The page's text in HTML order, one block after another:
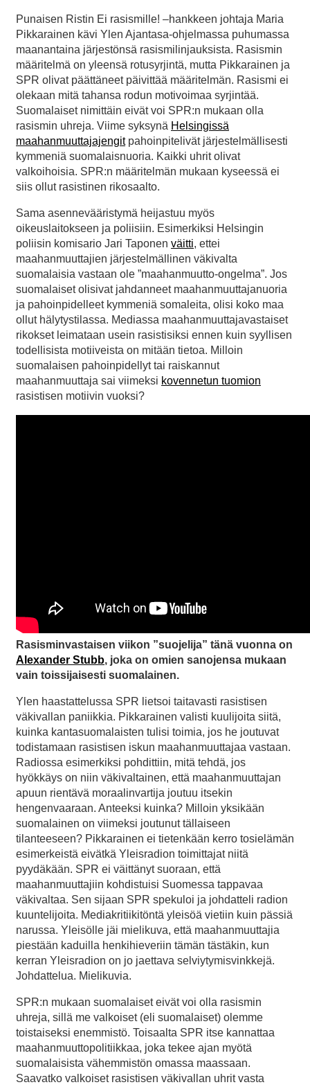
Punaisen Ristin Ei rasismille! –hankkeen johtaja Maria
Pikkarainen kävi Ylen Ajantasa-ohjelmassa puhumassa
maanantaina järjestönsä rasismilinjauksista. Rasismin
määritelmä on yleensä rotusyrjintä, mutta Pikkarainen ja
SPR olivat päättäneet päivittää määritelmän. Rasismi ei
olekaan mitä tahansa rodun motivoimaa syrjintää.
Suomalaiset nimittäin eivät voi SPR:n mukaan olla
rasismin uhreja. Viime syksynä Helsingissä
maahanmuuttajajengitpahoinpitelivät järjestelmällisesti
kymmeniä suomalaisnuoria. Kaikki uhrit olivat
valkoihoisia. SPR:n määritelmän mukaan kyseessä ei
siis ollut rasistinen rikosaalto.
Sama asennevääristymä heijastuu myös
oikeuslaitokseen ja poliisiin. Esimerkiksi Helsingin
poliisin komisario Jari Taponen väitti, ettei
maahanmuuttajien järjestelmällinen väkivalta
suomalaisia vastaan ole ”maahanmuutto-ongelma”. Jos
suomalaiset olisivat jahdanneet maahanmuuttajanuoria
ja pahoinpidelleet kymmeniä somaleita, olisi koko maa
ollut hälytystilassa. Mediassa maahanmuuttajavastaiset
rikokset leimataan usein rasistisiksi ennen kuin syyllisen
todellisista motiiveista on mitään tietoa. Milloin
suomalaisen pahoinpidellyt tai raiskannut
maahanmuuttaja sai viimeksi kovennetun tuomion
rasistisen motiivin vuoksi?
Rasisminvastaisen viikon ”suojelija” tänä vuonna on
Alexander Stubb, joka on omien sanojensa mukaan
vain toissijaisesti suomalainen.
Ylen haastattelussa SPR lietsoi taitavasti rasistisen
väkivallan paniikkia. Pikkarainen valisti kuulijoita siitä,
kuinka kantasuomalaisten tulisi toimia, jos he joutuvat
todistamaan rasistisen iskun maahanmuuttajaa vastaan.
Radiossa esimerkiksi pohdittiin, mitä tehdä, jos
hyökkäys on niin väkivaltainen, että maahanmuuttajan
apuun rientävä moraalinvartija joutuu itsekin
hengenvaaraan. Anteeksi kuinka? Milloin yksikään
suomalainen on viimeksi joutunut tällaiseen
tilanteeseen? Pikkarainen ei tietenkään kerro tosielämän
esimerkeistä eivätkä Yleisradion toimittajat niitä
pyydäkään. SPR ei väittänyt suoraan, että
maahanmuuttajiin kohdistuisi Suomessa tappavaa
väkivaltaa. Sen sijaan SPR spekuloi ja johdatteli radion
kuuntelijoita. Mediakritiikitöntä yleisöä vietiin kuin pässiä
narussa. Yleisölle jäi mielikuva, että maahanmuuttajia
piestään kaduilla henkihieveriin tämän tästäkin, kun
kerran Yleisradion on jo jaettava selviytymisvinkkejä.
Johdattelua. Mielikuvia.
SPR:n mukaan suomalaiset eivät voi olla rasismin
uhreja, sillä me valkoiset (eli suomalaiset) olemme
toistaiseksi enemmistö. Toisaalta SPR itse kannattaa
maahanmuuttopolitiikkaa, joka tekee ajan myötä
suomalaisista vähemmistön omassa maassaan.
Saavatko valkoiset rasistisen väkivallan uhrit vasta